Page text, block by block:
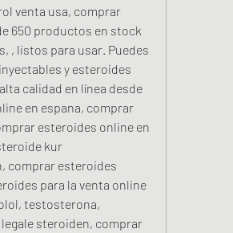
venta usa, comprar
650 productos en stock
, listos para usar. Puedes
y esteroides
calidad en línea desde
en espana, comprar
esteroides online en
kur
comprar esteroides
para la venta online
testosterona,
steroiden, comprar